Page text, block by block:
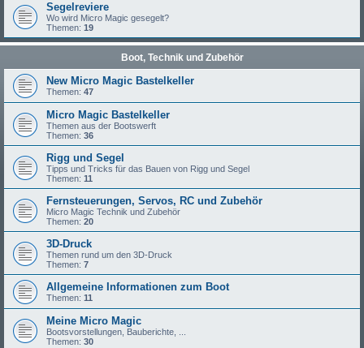
Segelreviere
Wo wird Micro Magic gesegelt?
Themen: 19
Boot, Technik und Zubehör
New Micro Magic Bastelkeller
Themen: 47
Micro Magic Bastelkeller
Themen aus der Bootswerft
Themen: 36
Rigg und Segel
Tipps und Tricks für das Bauen von Rigg und Segel
Themen: 11
Fernsteuerungen, Servos, RC und Zubehör
Micro Magic Technik und Zubehör
Themen: 20
3D-Druck
Themen rund um den 3D-Druck
Themen: 7
Allgemeine Informationen zum Boot
Themen: 11
Meine Micro Magic
Bootsvorstellungen, Bauberichte, ...
Themen: 30